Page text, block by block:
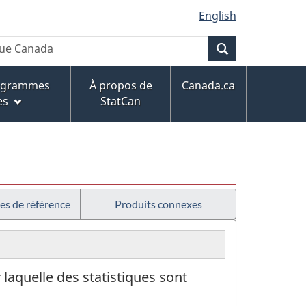
English
À propos de
StatCan
Canada.ca
de référence Produits connexes
des statistiques sont